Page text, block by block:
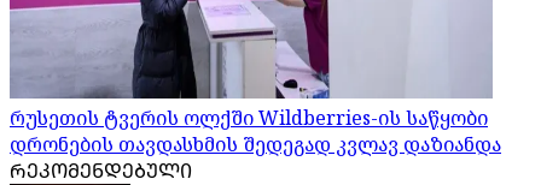
რუსეთის ტვერის ოლქში Wildberries-ის საწყობი
დრონების თავდასხმის შედეგად კვლავ დაზიანდა
ᲠᲔᲙᲝᲛᲔᲜᲓᲔᲑᲣᲚᲘ